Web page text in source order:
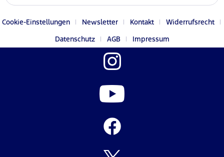
Cookie-Einstellungen Newsletter Kontakt
Widerrufsrecht
Datenschutz
AGB Impressum